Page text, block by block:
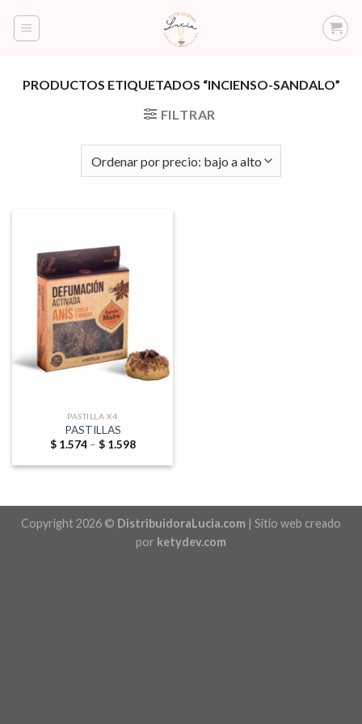
PRODUCTOS ETIQUETADOS “INCIENSO-SANDALO”
FILTRAR
PASTILLA X4
PASTILLAS
$1.574 – $1.598Price
$ 1.574
Copyright 2026 © DistribuidoraLucia.com | Sitio web creado
por ketydev.com